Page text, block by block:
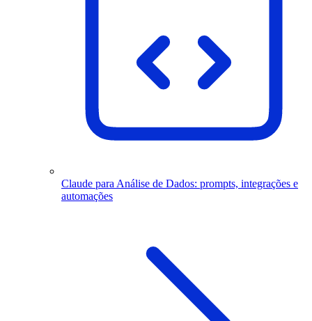
Claude para Análise de Dados: prompts, integrações e
automações